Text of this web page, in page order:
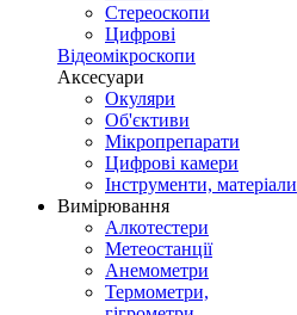
Стереоскопи
Цифрові
Відеомікроскопи
Аксесуари
Окуляри
Об'єктиви
Мікропрепарати
Цифрові камери
Інструменти, матеріали
Вимірювання
Алкотестери
Метеостанції
Анемометри
Термометри,